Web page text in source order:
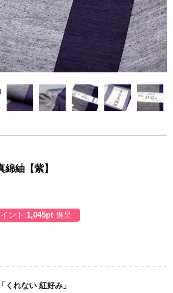
紬【紫】
ント:1,045pt 進呈
くれない 紅好み」